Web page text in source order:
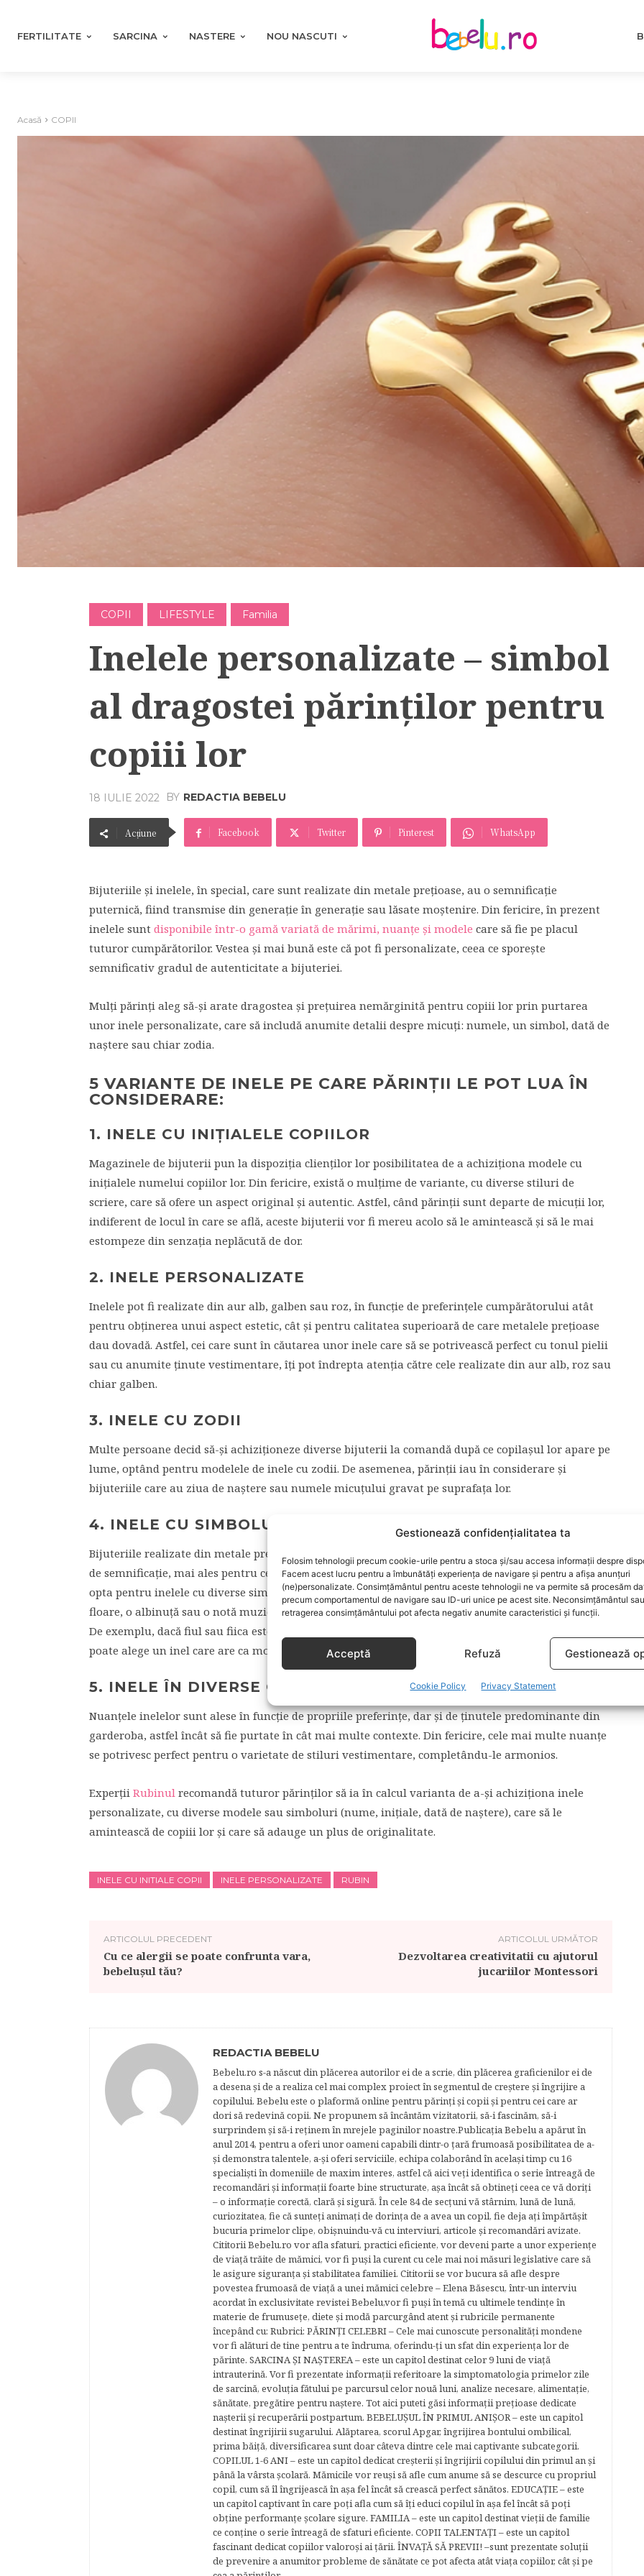
Gestionează confidențialitatea ta
Folosim tehnologii precum cookie-urile pentru a stoca și/sau accesa informații despre
Facem acest lucru pentru a îmbunătăți experiența de navigare și pentru a afișa anunțuri
(ne)personalizate. Consimțământul pentru aceste tehnologii ne va permite să procesăm
precum comportamentul de navigare sau ID-uri unice pe acest site. Neconsimțământul sau
retragerea consimțământului pot afecta negativ anumite caracteristici și funcții.
Acceptă Refuză Gestionează
Cookie Policy Privacy Statement
FERTILITATE SARCINA NASTERE NOU NASCUTI
Acasă COPII
COPII LIFESTYLE Familia
Inelele personalizate – simbol
al dragostei părinţilor pentru
copiii lor
18 IULIE 2022 BY REDACTIA BEBELU
Acțiune Facebook Twitter Pinterest WhatsApp
Bijuteriile şi inelele, în special, care sunt realizate din metale preţioase, au o semnificaţie
puternică, fiind transmise din generaţie în generaţie sau lăsate moştenire. Din fericire, în prezent
inelele sunt disponibile într-o gamă variată de mărimi, nuanţe şi modele care să fie pe placul
tuturor cumpărătorilor. Vestea şi mai bună este că pot fi personalizate, ceea ce sporeşte
semnificativ gradul de autenticitate a bijuteriei.
Mulţi părinţi aleg să-şi arate dragostea şi preţuirea nemărginită pentru copiii lor prin purtarea
unor inele personalizate, care să includă anumite detalii despre micuţi: numele, un simbol, dată de
naştere sau chiar zodia.
5 VARIANTE DE INELE PE CARE PĂRINŢII LE POT LUA ÎN
CONSIDERARE:
1. INELE CU INIŢIALELE COPIILOR
Magazinele de bijuterii pun la dispoziţia clienţilor lor posibilitatea de a achiziţiona modele cu
iniţialele numelui copiilor lor. Din fericire, există o mulţime de variante, cu diverse stiluri de
scriere, care să ofere un aspect original şi autentic. Astfel, când părinţii sunt departe de micuţii lor,
indiferent de locul în care se află, aceste bijuterii vor fi mereu acolo să le amintească şi să le mai
estompeze din senzaţia neplăcută de dor.
2. INELE PERSONALIZATE
Inelele pot fi realizate din aur alb, galben sau roz, în funcţie de preferinţele cumpărătorului atât
pentru obţinerea unui aspect estetic, cât şi pentru calitatea superioară de care metalele preţioase
dau dovadă. Astfel, cei care sunt în căutarea unor inele care să se potrivească perfect cu tonul pielii
sau cu anumite ţinute vestimentare, îţi pot îndrepta atenţia către cele realizate din aur alb, roz sau
chiar galben.
3. INELE CU ZODII
Multe persoane decid să-şi achiziţioneze diverse bijuterii la comandă după ce copilaşul lor apare pe
lume, optând pentru modelele de inele cu zodii. De asemenea, părinţii iau în considerare şi
bijuteriile care au ziua de naştere sau numele micuţului gravat pe suprafaţa lor.
4. INELE CU SIMBOLURI
Bijuteriile realizate din metale preţioase sunt considerate încă din cele mai vechi timpuri a fi pline
de semnificaţie, mai ales pentru cei care au o atracţie pentru lumea spirituală. Astfel, părinţii pot
opta pentru inelele cu diverse simboluri, care să le amintească de copilaşul lor, fie că e vorba de o
floare, o albinuţă sau o notă muzicală. Simbolurile pot reprezenta chiar şi pasiunile micuţilor lor.
De exemplu, dacă fiul sau fiica este pasionată de muzică încă de la o vârstă fragedă, cu siguranţă se
poate alege un inel care are ca model o notă muzicală.
5. INELE ÎN DIVERSE CULORI
Nuanţele inelelor sunt alese în funcţie de propriile preferinţe, dar şi de ţinutele predominante din
garderoba, astfel încât să fie purtate în cât mai multe contexte. Din fericire, cele mai multe nuanţe
se potrivesc perfect pentru o varietate de stiluri vestimentare, completându-le armonios.
Experţii Rubinul recomandă tuturor părinţilor să ia în calcul varianta de a-şi achiziţiona inele
personalizate, cu diverse modele sau simboluri (nume, iniţiale, dată de naştere), care să le
amintească de copiii lor şi care să adauge un plus de originalitate.
INELE CU INITIALE COPII INELE PERSONALIZATE RUBIN
ARTICOLUL PRECEDENT
Cu ce alergii se poate confrunta vara,
bebelușul tău?
ARTICOLUL URMĂTOR
Dezvoltarea creativitatii cu ajutorul
jucariilor Montessori
REDACTIA BEBELU
Bebelu.ro s-a născut din plăcerea autorilor ei de a scrie, din plăcerea graficienilor ei de
a desena şi de a realiza cel mai complex proiect în segmentul de creştere şi îngrijire a
copilului. Bebelu este o plaformă online pentru părinţi şi copii şi pentru cei care ar
dori să redevină copii. Ne propunem să încântăm vizitatorii, să-i fascinăm, să-i
surprindem şi să-i reţinem în mrejele paginilor noastre.​ Publicația Bebelu a apărut în
anul 2014, pentru a oferi unor oameni capabili dintr-o ţară frumoasă posibilitatea de a-
şi demonstra talentele, a-şi oferi serviciile, echipa colaborând în acelaşi timp cu 16
specialişti în domeniile de maxim interes, astfel că aici veţi identifica o serie întreagă de
recomandări şi informaţii foarte bine structurate, aşa încât să obtineţi ceea ce vă doriţi
– o informaţie corectă, clară şi sigură. În cele 84 de secțuni vă stârnim, lună de lună,
curiozitatea, fie că sunteţi animaţi de dorinţa de a avea un copil, fie deja aţi împărtăşit
bucuria primelor clipe, obişnuindu-vă cu interviuri, articole şi recomandări avizate.
Cititorii Bebelu.ro vor afla sfaturi, practici eficiente, vor deveni parte a unor experienţe
de viaţă trăite de mămici, vor fi puşi la curent cu cele mai noi măsuri legislative care să
le asigure siguranţa şi stabilitatea familiei. Cititorii se vor bucura să afle despre
povestea frumoasă de viață a unei mămici celebre – Elena Băsescu, într-un interviu
acordat în exclusivitate revistei Bebelu,vor fi puşi în temă cu ultimele tendinţe în
materie de frumuseţe, diete şi modă parcurgând atent şi rubricile permanente
începând cu: Rubrici: PĂRINŢI CELEBRI – Cele mai cunoscute personalităţi mondene
vor fi alături de tine pentru a te îndruma, oferindu-ţi un sfat din experienţa lor de
părinte. SARCINA ŞI NAŞTEREA – este un capitol destinat celor 9 luni de viaţă
intrauterină. Vor fi prezentate informaţii referitoare la simptomatologia primelor zile
de sarcină, evoluţia fătului pe parcursul celor nouă luni, analize necesare, alimentaţie,
sănătate, pregătire pentru naştere. Tot aici puteti găsi informaţii preţioase dedicate
naşterii şi recuperării postpartum. BEBELUŞUL ÎN PRIMUL ANIŞOR – este un capitol
destinat îngrijirii sugarului. Alăptarea, scorul Apgar, îngrijirea bontului ombilical,
prima băiţă, diversificarea sunt doar câteva dintre cele mai captivante subcategorii.
COPILUL 1-6 ANI – este un capitol dedicat creşterii şi îngrijirii copilului din primul an şi
până la vârsta şcolară. Mămicile vor reuşi să afle cum anume să se descurce cu propriul
copil, cum să îl îngrijească în aşa fel încât să crească perfect sănătos. EDUCAŢIE – este
un capitol captivant în care poţi afla cum să îţi educi copilul în aşa fel încât să poţi
obţine performanţe şcolare sigure. FAMILIA – este un capitol destinat vieţii de familie
ce conţine o serie întreagă de sfaturi eficiente. COPII TALENTAŢI – este un capitol
fascinant dedicat copiilor valoroși ai țării. ÎNVAŢĂ SĂ PREVII! –sunt prezentate soluţii
de prevenire a anumitor probleme de sănătate ce pot afecta atât viaţa copiilor, cât şi pe